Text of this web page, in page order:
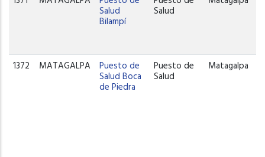
Salud
Bilampí
Salud
1372 MATAGALPA Puesto de
Salud Boca
de Piedra
Puesto de
Salud
Matagalpa